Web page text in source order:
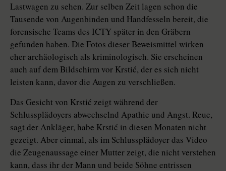
Lastwagen zu sehen. Zur selben Zeit lagen schon die
Tausende von Augenbinden und Handfesseln bereit, die
forensische Teams des ICTY später in den Gräbern
gefunden haben. Die Fotos dieser Beweismittel wirken
eher archäologisch als kriminologisch. Sie erscheinen
auch auf dem Bildschirm vor Krstić, der es sich nicht
leisten kann, davor die Augen zu verschließen.
Das Gesicht von Krstić zeigt während der
Schlussplädoyers abwechselnd Apathie und Angst. Reue,
sagt der Ankläger, habe Krstić in diesen Monaten nicht
gezeigt. Aber einmal, als im Schlussplädoyer das Video
die Zeugenaussage einer Mutter zeigt, die nicht verstehen
kann, dass ihr der Mann und beide Söhne entrissen